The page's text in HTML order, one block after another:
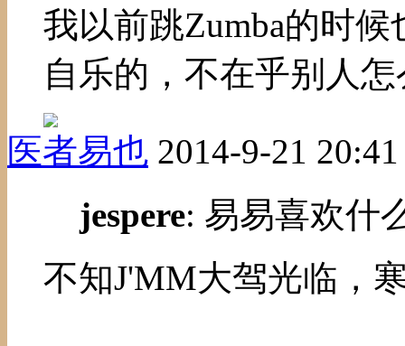
我以前跳Zumba的时
自乐的，不在乎别人
医者易也 2014-9-21 20:41
jespere: 易易喜欢什
不知J'MM大驾光临，